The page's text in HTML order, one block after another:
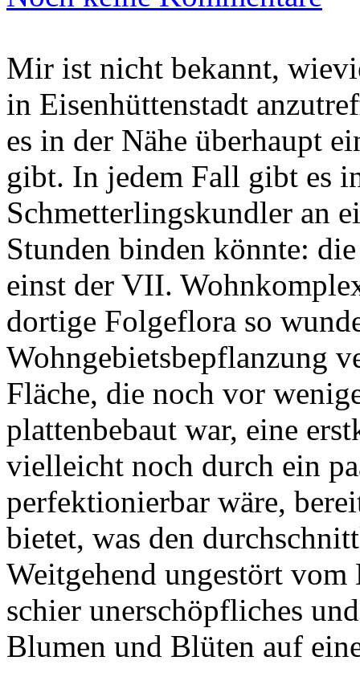
Mir ist nicht bekannt,
in Eisenhüttenstadt
es in der Nähe überhaupt
gibt. In jedem Fall gibt es
Schmetterlingskundler an
Stunden binden könnte:
einst der VII.
dortige Folgeflora so
Wohngebietsbepflanzung
Fläche, die noch vor
plattenbebaut war, eine
vielleicht noch durch ein
perfektionierbar wäre,
bietet, was den
Weitgehend ungestört
schier unerschöpfliches
Blumen und Blüten auf